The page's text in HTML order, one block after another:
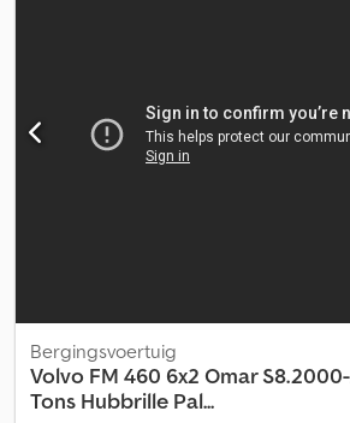
Cruisecontrol Differentieelslot Hydrauliek
Blad/blad vering KOV-driezijdige
Laadoppervlak 5000 x 2400 x 1000 mm
Bergingsvoertuig
Volvo FM 460 6x2 Omar
Tons Hubbrille Pal...